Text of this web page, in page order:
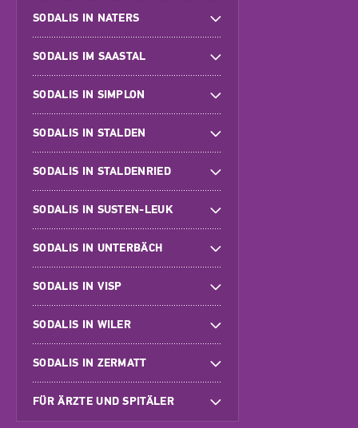
SODALIS IN NATERS
SODALIS IM SAASTAL
SODALIS IN SIMPLON
SODALIS IN STALDEN
SODALIS IN STALDENRIED
SODALIS IN SUSTEN-LEUK
SODALIS IN UNTERBÄCH
SODALIS IN VISP
SODALIS IN WILER
SODALIS IN ZERMATT
FÜR ÄRZTE UND SPITÄLER